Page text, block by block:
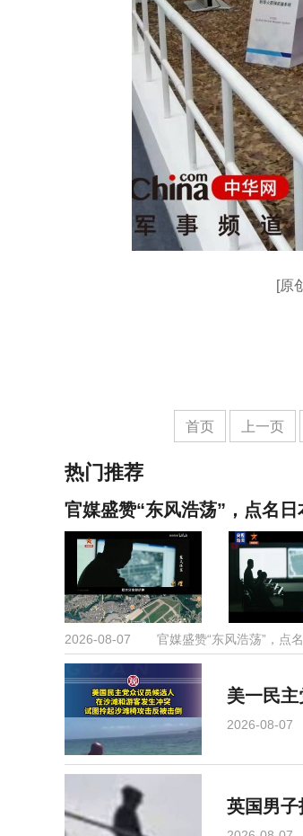
[原
首页 上一页
热门推荐
官媒盛赞“东风浩荡”，点名
2026-08-07 官媒盛赞“东风浩荡”，点
美一民
2026-08-07
英国男